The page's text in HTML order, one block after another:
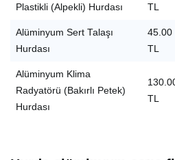
Plastikli (Alpekli) Hurdası
TL
Alüminyum Sert Talaşı
Hurdası
45.00
TL
Alüminyum Klima
Radyatörü (Bakırlı Petek)
Hurdası
TL